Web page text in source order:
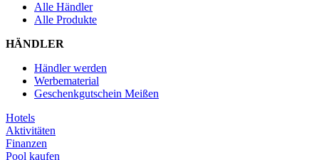
Alle Händler
Alle Produkte
HÄNDLER
Händler werden
Werbematerial
Geschenkgutschein Meißen
Hotels
Aktivitäten
Finanzen
Pool kaufen